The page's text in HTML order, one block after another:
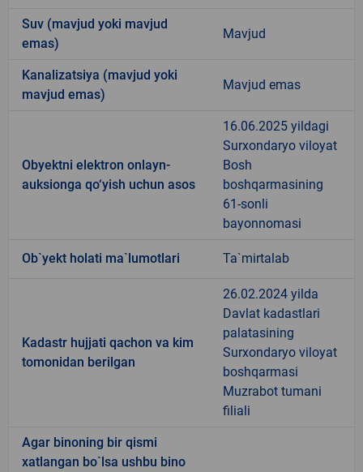
Suv (mavjud yoki mavjud
emas)
Mavjud
Kanalizatsiya (mavjud yoki
mavjud emas)
Mavjud emas
Obyektni elektron onlayn-
auksionga qo‘yish uchun asos
16.06.2025 yildagi
Surxondaryo viloyat
Bosh
boshqarmasining
61-sonli
bayonnomasi
Ob`yekt holati ma`lumotlari Ta`mirtalab
Kadastr hujjati qachon va kim
tomonidan berilgan
26.02.2024 yilda
Davlat kadastlari
palatasining
Surxondaryo viloyat
boshqarmasi
Muzrabot tumani
filiali
Agar binoning bir qismi
xatlangan bo`lsa ushbu bino